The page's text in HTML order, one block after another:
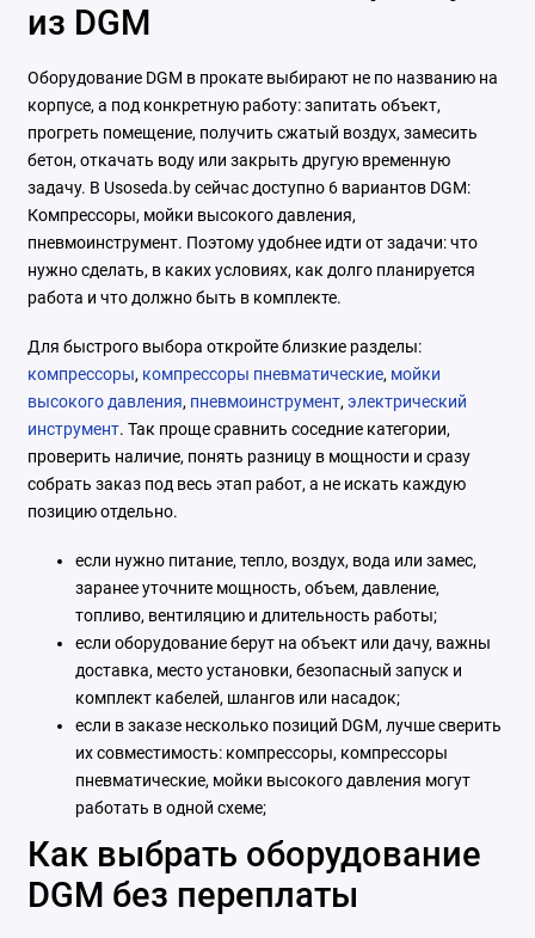
из DGM
Оборудование DGM в прокате выбирают не по названию на
корпусе, а под конкретную работу: запитать объект,
прогреть помещение, получить сжатый воздух, замесить
бетон, откачать воду или закрыть другую временную
задачу. В Usoseda.by сейчас доступно 6 вариантов DGM:
Компрессоры, мойки высокого давления,
пневмоинструмент. Поэтому удобнее идти от задачи: что
нужно сделать, в каких условиях, как долго планируется
работа и что должно быть в комплекте.
Для быстрого выбора откройте близкие разделы:
компрессоры, компрессоры пневматические, мойки
высокого давления, пневмоинструмент,электрический
инструмент. Так проще сравнить соседние категории,
проверить наличие, понять разницу в мощности и сразу
собрать заказ под весь этап работ, а не искать каждую
позицию отдельно.
если нужно питание, тепло, воздух, вода или замес,
заранее уточните мощность, объем, давление,
топливо, вентиляцию и длительность работы;
если оборудование берут на объект или дачу, важны
доставка, место установки, безопасный запуск и
комплект кабелей, шлангов или насадок;
если в заказе несколько позиций DGM, лучше сверить
их совместимость: компрессоры, компрессоры
пневматические, мойки высокого давления могут
работать в одной схеме;
Как выбрать оборудование
DGM без переплаты